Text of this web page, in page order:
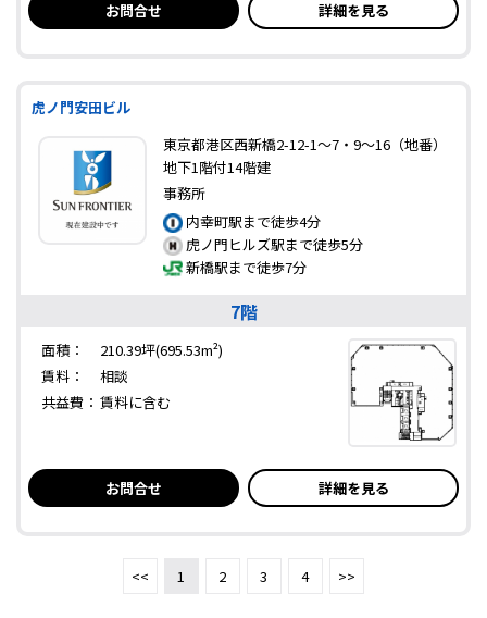
お問合せ 詳細を見る
虎ノ門安田ビル
東京都港区西新橋2-12-1～7・9～16（地番）
地下1階付14階建
事務所
内幸町駅まで徒歩4分
虎ノ門ヒルズ駅まで徒歩5分
新橋駅まで徒歩7分
7階
面積：
210.39坪(695.53m²)
賃料：
相談
共益費： 賃料に含む
お問合せ 詳細を見る
<< 1 2 3 4 >>